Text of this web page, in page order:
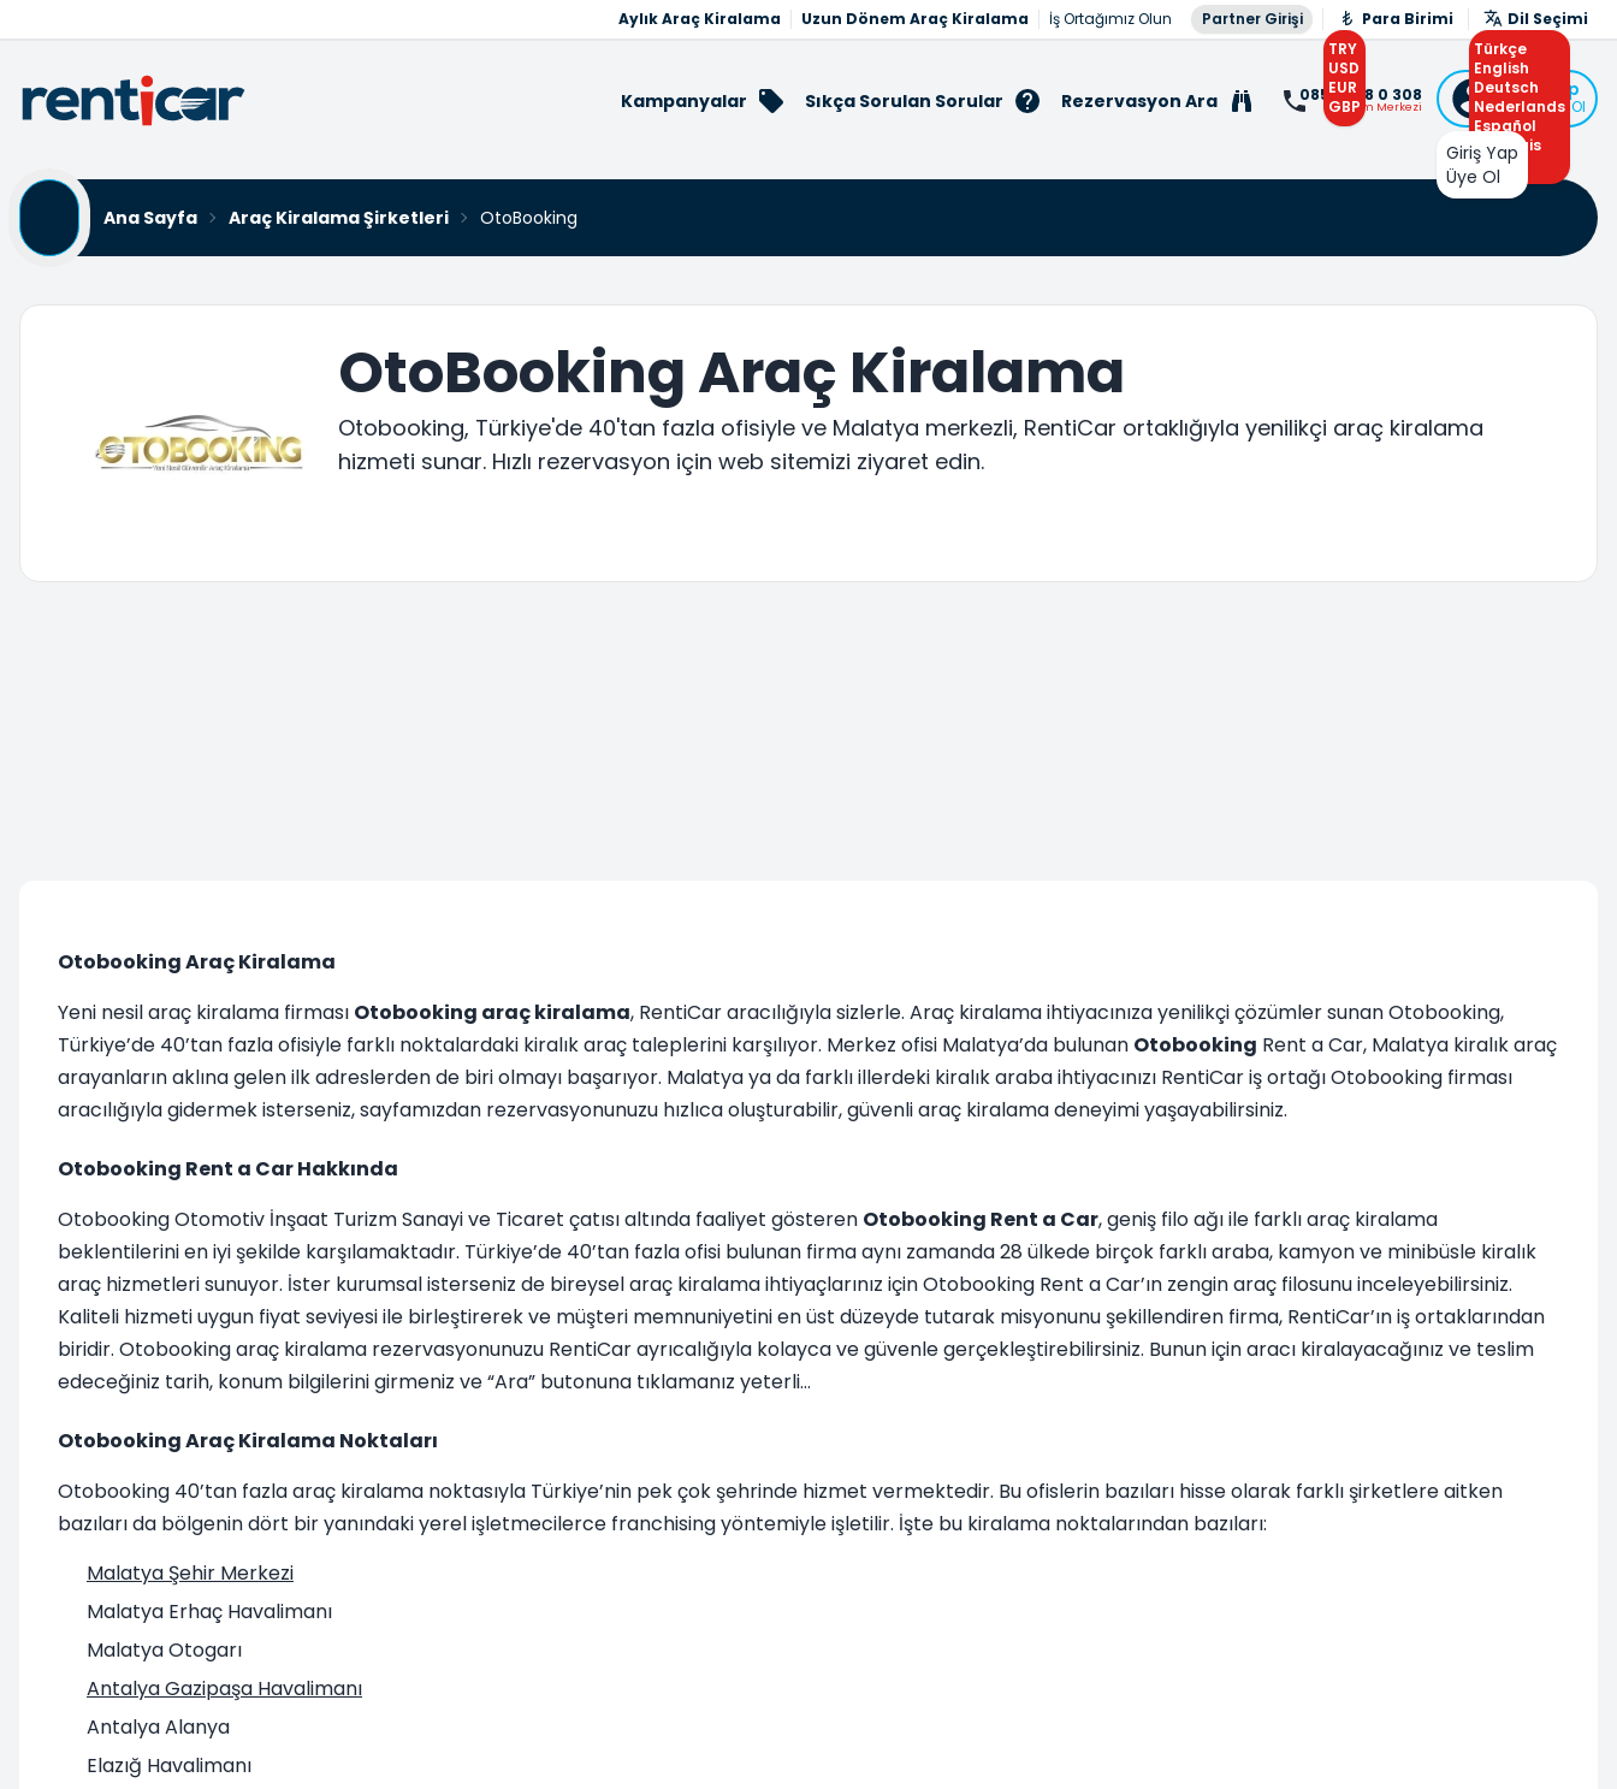
Aylık Araç Kiralama Uzun Dönem Araç Kiralama İş Ortağımız Olun Partner Girişi
Para Birimi
TRY
USD
EUR
GBP
Dil Seçimi
Türkçe
English
Deutsch
Nederlands
Español
Français
Arabic
Kampanyalar Sıkça Sorulan Sorular Rezervasyon Ara 0850 308 0 308
İletişim Merkezi
Giriş Yap
veya Üye Ol
Giriş Yap
Üye Ol
Ana Sayfa
Araç Kiralama Şirketleri OtoBooking
OtoBooking Araç Kiralama
Otobooking, Türkiye'de 40'tan fazla ofisiyle ve Malatya merkezli, RentiCar ortaklığıyla yenilikçi araç kiralama
hizmeti sunar. Hızlı rezervasyon için web sitemizi ziyaret edin.
Otobooking Araç Kiralama
Yeni nesil araç kiralama firması Otobooking araç kiralama, RentiCar aracılığıyla sizlerle. Araç kiralama ihtiyacınıza yenilikçi çözümler sunan Otobooking,
Türkiye’de 40’tan fazla ofisiyle farklı noktalardaki kiralık araç taleplerini karşılıyor. Merkez ofisi Malatya’da bulunan Otobooking Rent a Car, Malatya kiralık araç
arayanların aklına gelen ilk adreslerden de biri olmayı başarıyor. Malatya ya da farklı illerdeki kiralık araba ihtiyacınızı RentiCar iş ortağı Otobooking firması
aracılığıyla gidermek isterseniz, sayfamızdan rezervasyonunuzu hızlıca oluşturabilir, güvenli araç kiralama deneyimi yaşayabilirsiniz.
Otobooking Rent a Car Hakkında
Otobooking Otomotiv İnşaat Turizm Sanayi ve Ticaret çatısı altında faaliyet gösteren Otobooking Rent a Car, geniş filo ağı ile farklı araç kiralama
beklentilerini en iyi şekilde karşılamaktadır. Türkiye’de 40’tan fazla ofisi bulunan firma aynı zamanda 28 ülkede birçok farklı araba, kamyon ve minibüsle kiralık
araç hizmetleri sunuyor. İster kurumsal isterseniz de bireysel araç kiralama ihtiyaçlarınız için Otobooking Rent a Car’ın zengin araç filosunu inceleyebilirsiniz.
Kaliteli hizmeti uygun fiyat seviyesi ile birleştirerek ve müşteri memnuniyetini en üst düzeyde tutarak misyonunu şekillendiren firma, RentiCar’ın iş ortaklarından
biridir. Otobooking araç kiralama rezervasyonunuzu RentiCar ayrıcalığıyla kolayca ve güvenle gerçekleştirebilirsiniz. Bunun için aracı kiralayacağınız ve teslim
edeceğiniz tarih, konum bilgilerini girmeniz ve “Ara” butonuna tıklamanız yeterli…
Otobooking Araç Kiralama Noktaları
Otobooking 40’tan fazla araç kiralama noktasıyla Türkiye’nin pek çok şehrinde hizmet vermektedir. Bu ofislerin bazıları hisse olarak farklı şirketlere aitken
bazıları da bölgenin dört bir yanındaki yerel işletmecilerce franchising yöntemiyle işletilir. İşte bu kiralama noktalarından bazıları:
Malatya Şehir Merkezi
Malatya Erhaç Havalimanı
Malatya Otogarı
Antalya Gazipaşa Havalimanı
Antalya Alanya
Elazığ Havalimanı